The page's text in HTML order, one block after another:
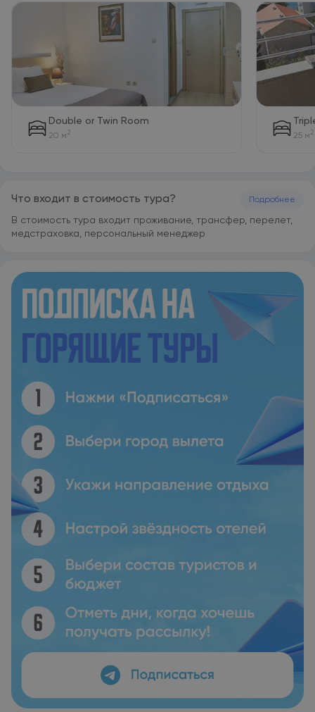
есть собственная ванная комната с душем и бесплатными
туалетно-косметическими принадлежностями, а среди
прочих удобств — телевизор с плоским экраном и
кондиционер. В определенных номерах имеется гостиная
зона. Гостям Villa Vanty предоставляются постельное белье
и полотенца. Villa Vanty располагается на расстоянии 32
км и 32 км соответственно от таких
достопримечательностей, как Часовая башня в Тивате и
Пристань для яхт Порто-Монтенегро. Аэропорт Тиват
находится в 26 км.
Double or Twin Room
20 м 2 25 м 2
Что входит в стоимость тура? Подробнее
В стоимость тура входит проживание, трансфер, перелет,
медстраховка, персональный менеджер